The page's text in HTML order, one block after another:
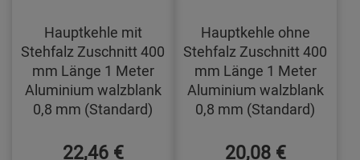
Hauptkehle mit
Stehfalz Zuschnitt 400
mm Länge 1 Meter
Aluminium walzblank
0,8 mm (Standard)
22,46 €
Hauptkehle ohne
Stehfalz Zuschnitt 400
mm Länge 1 Meter
Aluminium walzblank
0,8 mm (Standard)
20,08 €